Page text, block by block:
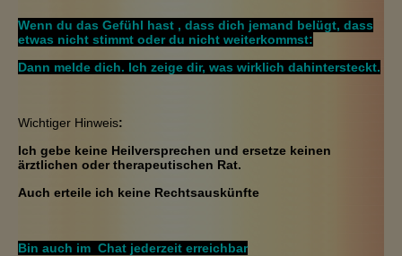
Wenn du das Gefühl hast , dass dich jemand belügt, dass
etwas nicht stimmt oder du nicht weiterkommst:
Dann melde dich. Ich zeige dir, was wirklich dahintersteckt.
Wichtiger Hinweis:
Ich gebe keine Heilversprechen und ersetze keinen
ärztlichen oder therapeutischen Rat.
Auch erteile ich keine Rechtsauskünfte
Bin auch im Chat jederzeit erreichbar